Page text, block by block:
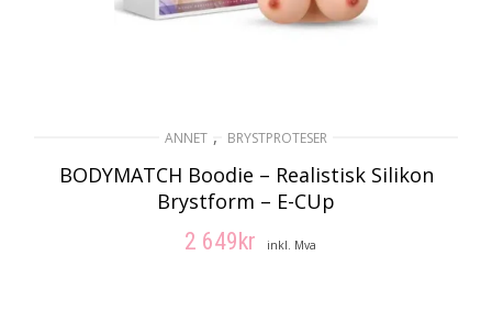
ANNET , BRYSTPROTESER
BODYMATCH Boodie – Realistisk Silikon
Brystform – E-CUp
2 649 kr inkl. Mva